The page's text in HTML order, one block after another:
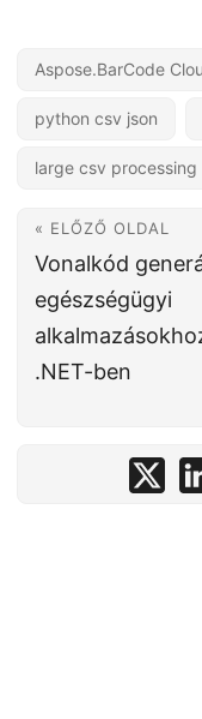
Aspose.BarCode
python csv json
large csv processing
« ELŐZŐ OLDAL
Vonalkód
egészségügyi
.NET-ben